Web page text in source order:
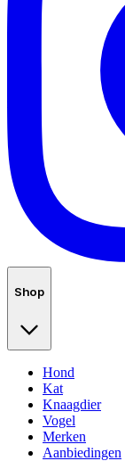
Shop
Hond
Kat
Knaagdier
Vogel
Merken
Aanbiedingen